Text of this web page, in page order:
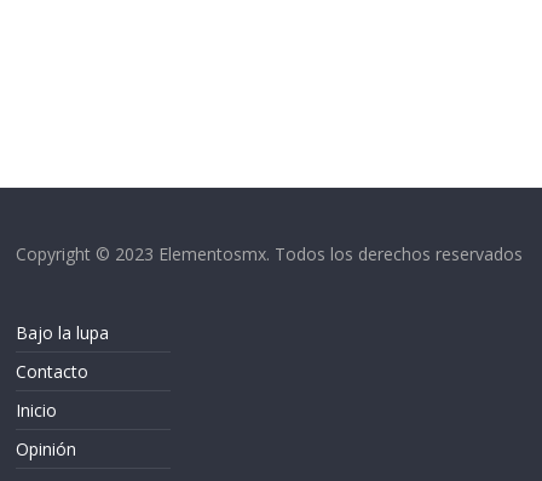
Copyright © 2023 Elementosmx. Todos los derechos reservados
Bajo la lupa
Contacto
Inicio
Opinión